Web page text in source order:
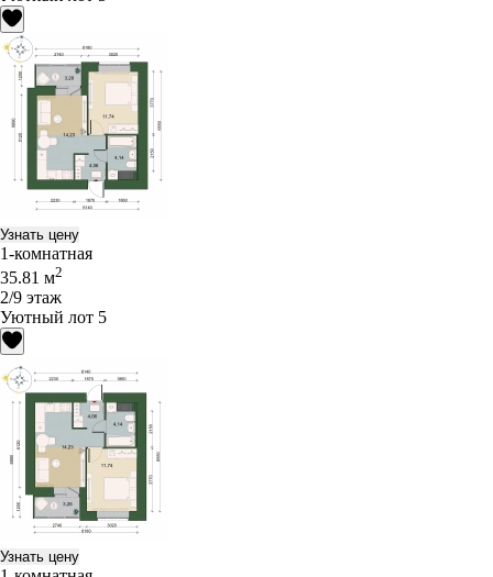
Узнать цену
1-комнатная
35.81 м2
2/9 этаж
Уютный лот 5
Узнать цену